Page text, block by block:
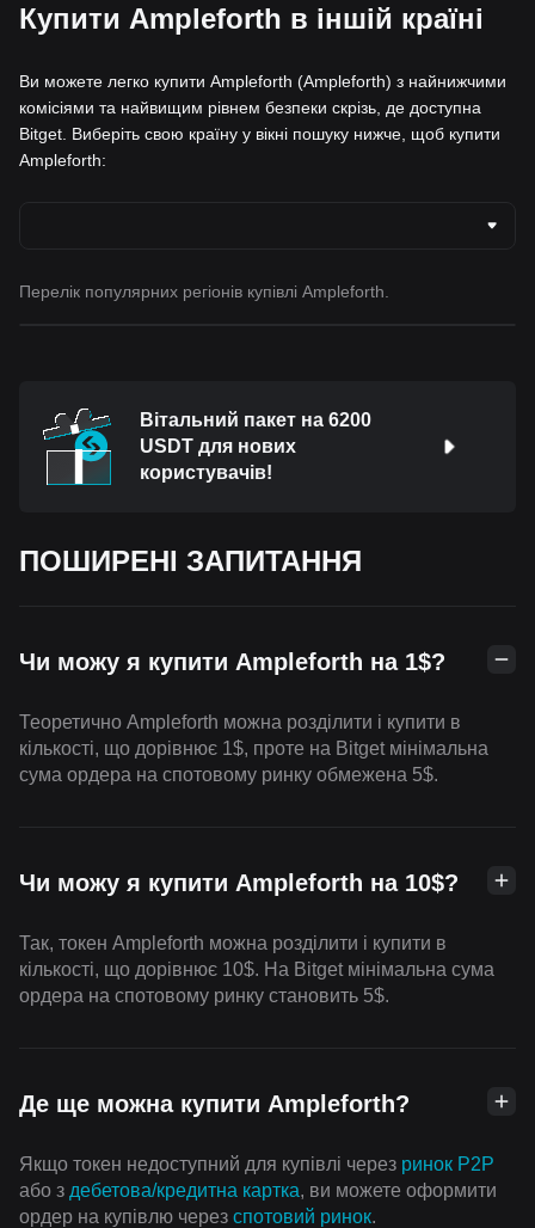
Купити Ampleforth в іншій країні
Ви можете легко купити Ampleforth (Ampleforth) з найнижчими
комісіями та найвищим рівнем безпеки скрізь, де доступна
Bitget. Виберіть свою країну у вікні пошуку нижче, щоб купити
Ampleforth:
Перелік популярних регіонів купівлі Ampleforth.
Вітальний пакет на 6200
USDT для нових
користувачів!
ПОШИРЕНІ ЗАПИТАННЯ
Чи можу я купити Ampleforth на 1$?
Теоретично Ampleforth можна розділити і купити в
кількості, що дорівнює 1$, проте на Bitget мінімальна
сума ордера на спотовому ринку обмежена 5$.
Чи можу я купити Ampleforth на 10$?
Так, токен Ampleforth можна розділити і купити в
кількості, що дорівнює 10$. На Bitget мінімальна сума
ордера на спотовому ринку становить 5$.
Де ще можна купити Ampleforth?
Якщо токен недоступний для купівлі через ринок P2P
або з дебетова/кредитна картка, ви можете оформити
ордер на купівлю через спотовий ринок.